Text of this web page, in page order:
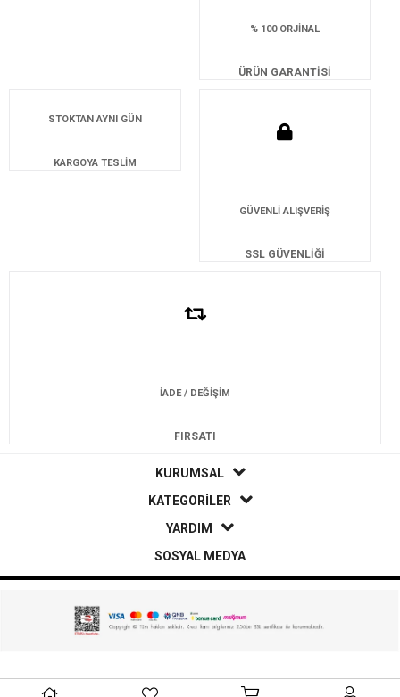
% 100 ORJİNAL
ÜRÜN GARANTİSİ
STOKTAN AYNI GÜN
KARGOYA TESLİM
GÜVENLİ ALIŞVERİŞ
SSL GÜVENLİĞİ
İADE / DEĞİŞİM
FIRSATI
KURUMSAL
KATEGORİLER
YARDIM
SOSYAL MEDYA